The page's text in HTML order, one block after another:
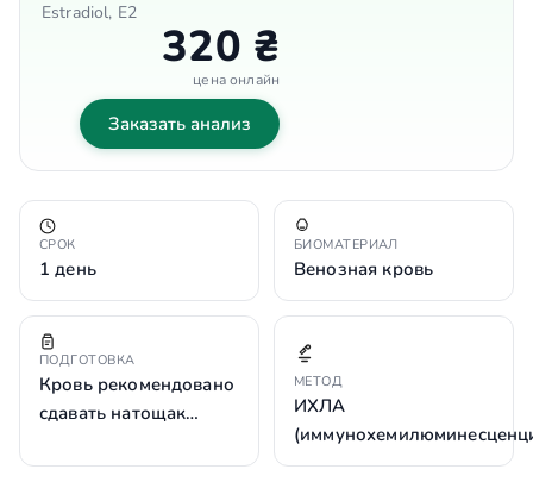
Estradiol, E2
320 ₴
цена онлайн
Заказать анализ
СРОК
1 день
БИОМАТЕРИАЛ
Венозная кровь
ПОДГОТОВКА
Кровь рекомендовано
сдавать натощак…
МЕТОД
ИХЛА